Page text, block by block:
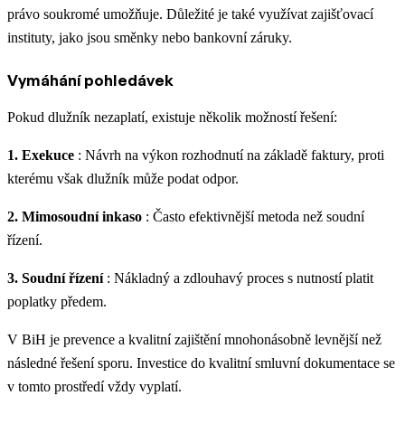
právo soukromé umožňuje. Důležité je také využívat zajišťovací
instituty, jako jsou směnky nebo bankovní záruky.
Vymáhání pohledávek
Pokud dlužník nezaplatí, existuje několik možností řešení:
1. Exekuce : Návrh na výkon rozhodnutí na základě faktury, proti
kterému však dlužník může podat odpor.
2. Mimosoudní inkaso : Často efektivnější metoda než soudní
řízení.
3. Soudní řízení : Nákladný a zdlouhavý proces s nutností platit
poplatky předem.
V BiH je prevence a kvalitní zajištění mnohonásobně levnější než
následné řešení sporu. Investice do kvalitní smluvní dokumentace se
v tomto prostředí vždy vyplatí.